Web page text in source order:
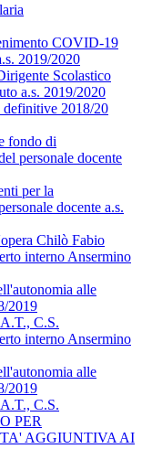
COVID-19
2019/2020
Scolastico
a.s. 2019/2020
definitive 2018/20
fondo di
personale docente
per la
docente a.s.
Chilò Fabio
interno Ansermino
alle
2019
C.S.
interno Ansermino
alle
2019
C.S.
PER
AGGIUNTIVA AI